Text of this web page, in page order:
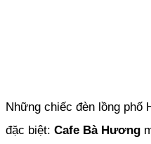
Những chiếc đèn lồng phố
đặc biệt: Cafe Bà Hương